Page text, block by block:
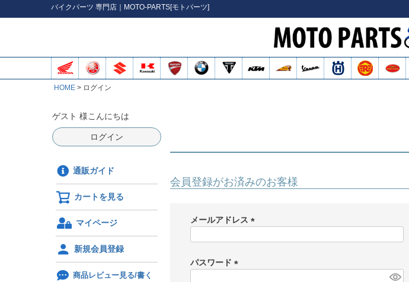
バイクパーツ 専門店｜MOTO-PARTS[モトパーツ]
HOME ログイン
ゲスト 様こんにちは
ログイン
通販ガイド
カートを見る
マイページ
新規会員登録
商品レビュー見る/書く
会員登録がお済みのお客様
メールアドレス
)
パスワード